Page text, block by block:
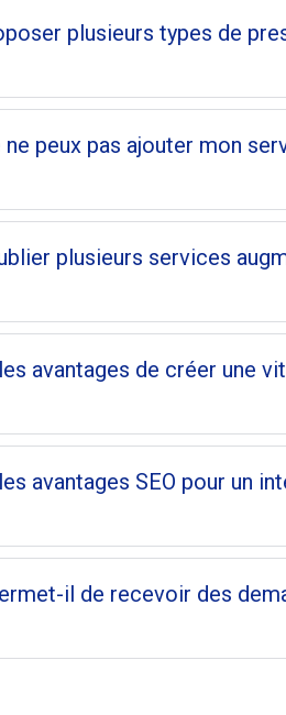
plusieurs types de
peux pas ajouter mon
plusieurs services
avantages de créer une
avantages SEO pour un
il de recevoir des